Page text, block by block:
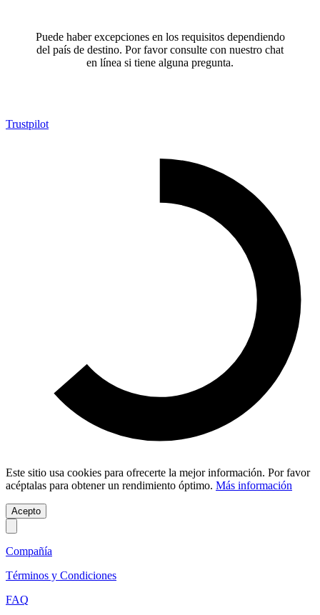
Puede haber excepciones en los requisitos dependiendo
del país de destino. Por favor consulte con nuestro chat
en línea si tiene alguna pregunta.
Trustpilot
Este sitio usa cookies para ofrecerte la mejor información. Por favor
acéptalas para obtener un rendimiento óptimo. Más información
Acepto
Compañía
Términos y Condiciones
FAQ